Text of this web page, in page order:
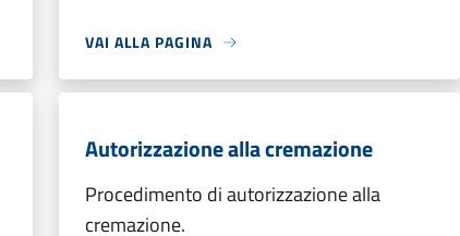
VAI ALLA PAGINA
Autorizzazione alla cremazione
Procedimento di autorizzazione alla
cremazione.